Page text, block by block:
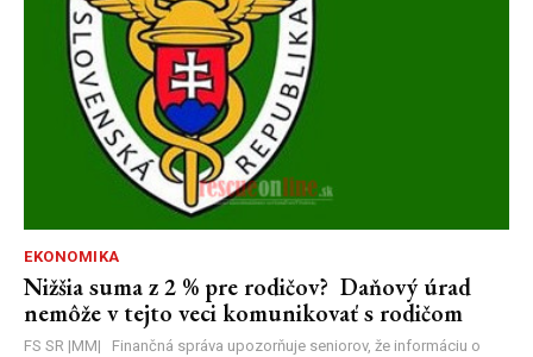
EKONOMIKA
Nižšia suma z 2 % pre rodičov? Daňový úrad
nemôže v tejto veci komunikovať s rodičom
FS SR |MM| Finančná správa upozorňuje seniorov, že informáciu o